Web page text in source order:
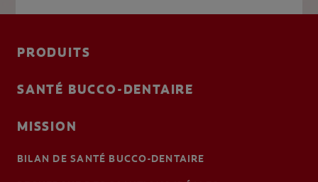
PRODUITS
SANTÉ BUCCO-DENTAIRE
MISSION
BILAN DE SANTÉ BUCCO-DENTAIRE